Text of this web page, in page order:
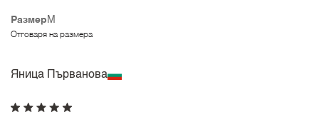
Размер M
Отговаря на размера
Яница Първанова